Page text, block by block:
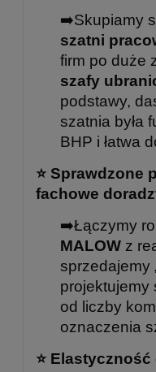
➡️Skupiamy
szatni
firm po duże
szafy
podstawy,
szatnia była
BHP i łatwa
⭐ Sprawdzone
fachowe
➡️Łączymy
MALOW z
sprzedajemy
projektujemy
od liczby
oznaczenia
⭐ Elastyczność